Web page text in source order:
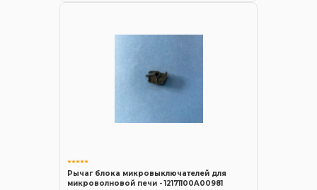
Рычаг блока микровыключателей для
микроволновой печи - 12171100A00981